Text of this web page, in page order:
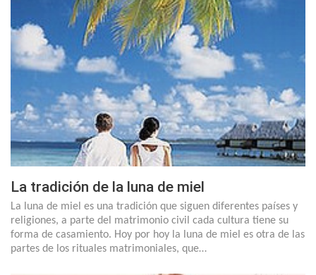
La tradición de la luna de miel
La luna de miel es una tradición que siguen diferentes países y
religiones, a parte del matrimonio civil cada cultura tiene su
forma de casamiento. Hoy por hoy la luna de miel es otra de las
partes de los rituales matrimoniales, que…